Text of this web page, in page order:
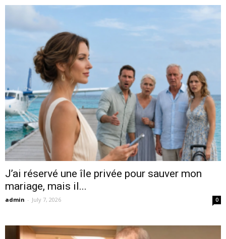
J’ai réservé une île privée pour sauver mon
mariage, mais il...
admin - July 7, 2026 0